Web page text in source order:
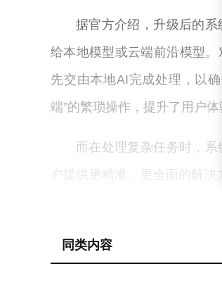
据官方介绍，升级后的
给本地模型或云端前沿模型
先交由本地AI完成处理，以
端”的繁琐操作，提升了用户体
而在处理复杂任务时，
户提供更精准、更全面的解
同类内容